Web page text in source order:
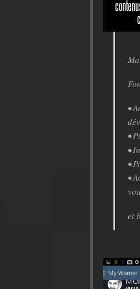
•
•
•
•
•
et